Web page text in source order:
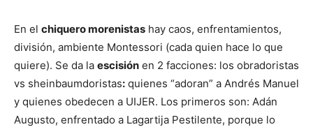
En el chiquero morenistas hay caos, enfrentamientos,
división, ambiente Montessori (cada quien hace lo que
quiere). Se da la escisión en 2 facciones: los obradoristas
vs sheinbaumdoristas: quienes “adoran” a Andrés Manuel
y quienes obedecen a UIJER. Los primeros son: Adán
Augusto, enfrentado a Lagartija Pestilente, porque lo